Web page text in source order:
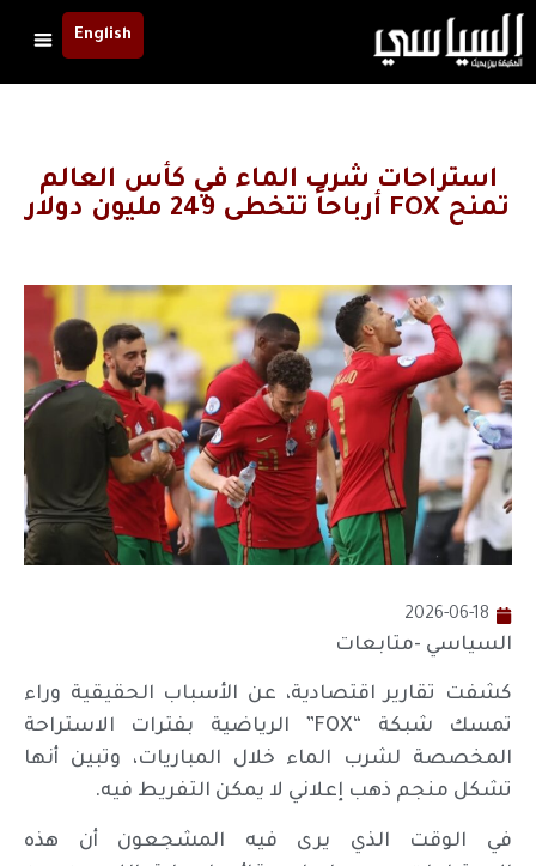
English
استراحات شرب الماء في كأس العالم
تمنح FOX أرباحاً تتخطى 249 مليون دولار
2026-06-18
السياسي -متابعات
كشفت تقارير اقتصادية، عن الأسباب الحقيقية وراء
تمسك شبكة “FOX” الرياضية بفترات الاستراحة
المخصصة لشرب الماء خلال المباريات، وتبين أنها
تشكل منجم ذهب إعلاني لا يمكن التفريط فيه.
في الوقت الذي يرى فيه المشجعون أن هذه